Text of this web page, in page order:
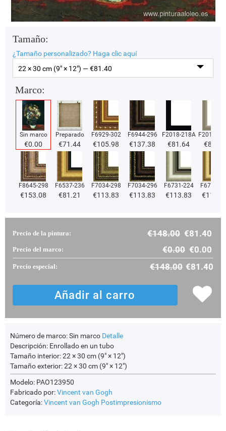
Tamaño:
¿Tamaño personalizado? Haga clic aquí
22 × 30 cm (9" × 12") — €81.40
Marco:
Sin marco
€0.00
Preparado
€71.44
F6929-302
€105.98
F6944-296
€137.38
F2018-218A
€81.64
F2018-
€81.64
F8645-298
€153.08
F6537-236
€81.21
F7034-298
€113.83
F7034-296
€113.83
F6731-224
€113.83
F6731-
€
Precio de la pintura: €148.00 €81.40
Precio del marco: €0.00 €0.00
Precio especial: €148.00 €81.40
Número de marco:Sin marco Detalle
Descripción: Enrollado en un tubo
Tamaño interior:22 × 30 cm (9" × 12")
Tamaño exterior:22 × 30 cm (9" × 12")
Modelo: PAO123950
Fabricado por:Vincent van Gogh
Categoría:Vincent van Gogh Postimpresionismo